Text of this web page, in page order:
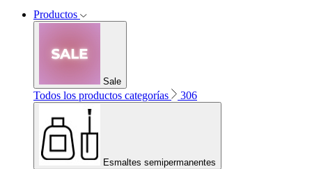
Productos
Sale
Todos los productos categorías 306
Esmaltes semipermanentes